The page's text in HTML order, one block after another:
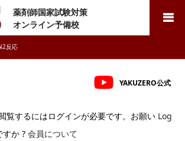
薬剤師国家試験対策
オンライン予備校
検索
反応
YAKUZERO公式
覧するにはログインが必要です。お願い Log
すか ? 会員について